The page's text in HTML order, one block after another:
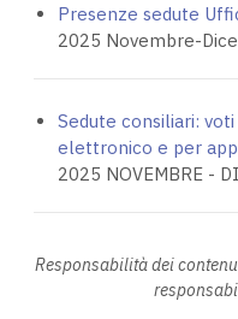
Presenze sedute
2025 Novembre-
Sedute consiliari:
elettronico e per
2025 NOVEMBRE -
Responsabilità dei